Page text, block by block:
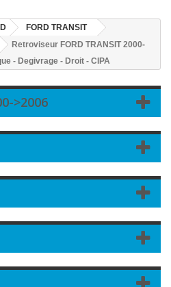
FORD TRANSIT
Retroviseur FORD TRANSIT 2000-
- Degivrage - Droit - CIPA
>2006